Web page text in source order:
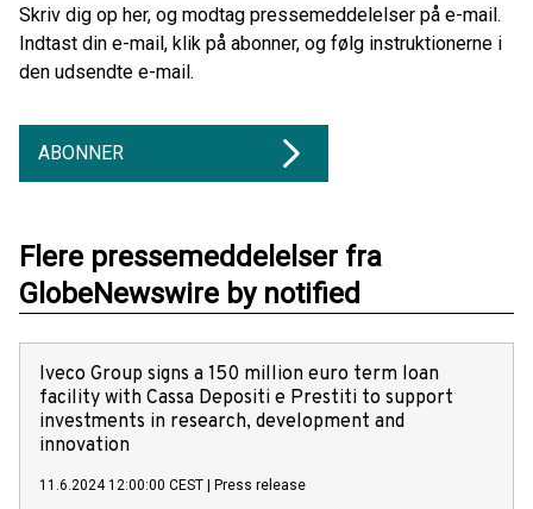
Skriv dig op her, og modtag pressemeddelelser på e-mail.
Indtast din e-mail, klik på abonner, og følg instruktionerne i
den udsendte e-mail.
ABONNER
Flere pressemeddelelser fra
GlobeNewswire by notified
Iveco Group signs a 150 million euro term loan
facility with Cassa Depositi e Prestiti to support
investments in research, development and
innovation
11.6.2024 12:00:00 CEST Press release